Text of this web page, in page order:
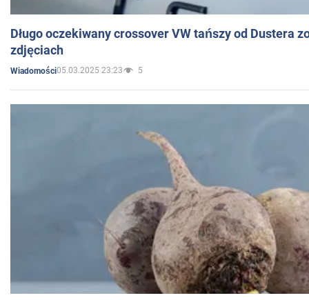
Długo oczekiwany crossover VW tańszy od Dustera
zdjęciach
Wiadomości05.03.2025 23:23 5